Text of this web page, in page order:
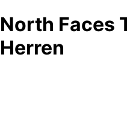
North Faces
Herren